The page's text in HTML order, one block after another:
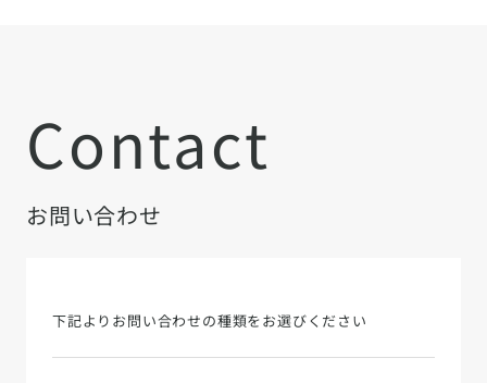
Contact
お問い合わせ
下記よりお問い合わせの種類をお選びください